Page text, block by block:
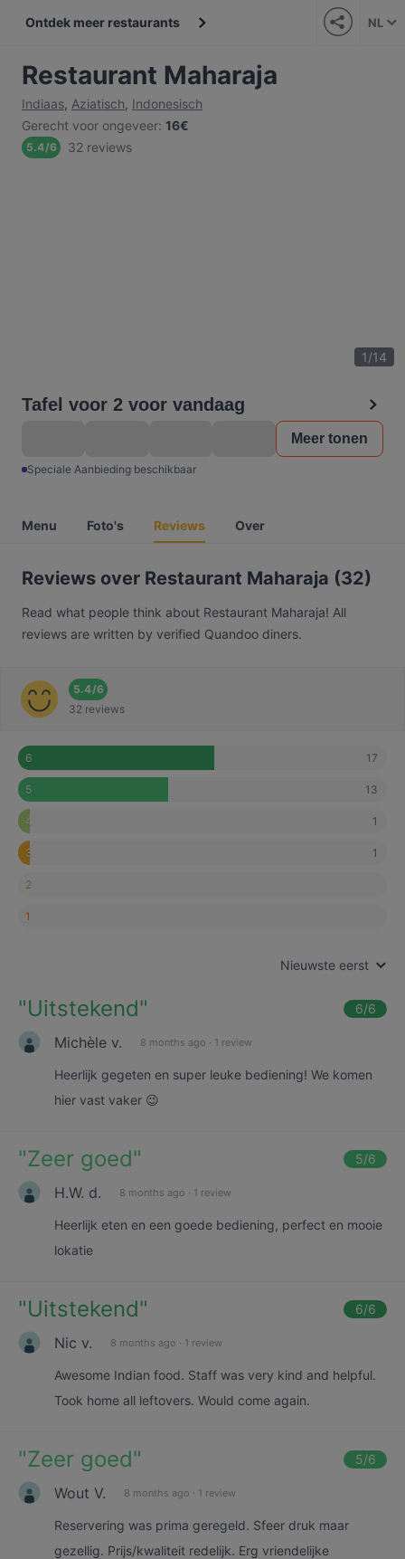
Ontdek meer restaurants NL
Restaurant Maharaja
Indiaas, Aziatisch, Indonesisch
Gerecht voor ongeveer: 16€
5.4/6 32 reviews
1/14
Tafel voor 2 voor vandaag
Meer tonen
Speciale Aanbieding beschikbaar
Menu Foto's Reviews Over
Reviews over Restaurant Maharaja (32)
Read what people think about Restaurant Maharaja! All
reviews are written by verified Quandoo diners.
5.4/6
32 reviews
6 17
5 13
4 1
3 1
2
1
Nieuwste eerst
"Uitstekend" 6/6
Michèle v. 8 months ago · 1 review
Heerlijk gegeten en super leuke bediening! We komen
hier vast vaker 😉
"Zeer goed" 5/6
H.W. d. 8 months ago · 1 review
Heerlijk eten en een goede bediening, perfect en mooie
lokatie
"Uitstekend" 6/6
Nic v. 8 months ago · 1 review
Awesome Indian food. Staff was very kind and helpful.
Took home all leftovers. Would come again.
"Zeer goed" 5/6
Wout V. 8 months ago · 1 review
Reservering was prima geregeld. Sfeer druk maar
gezellig. Prijs/kwaliteit redelijk. Erg vriendelijke